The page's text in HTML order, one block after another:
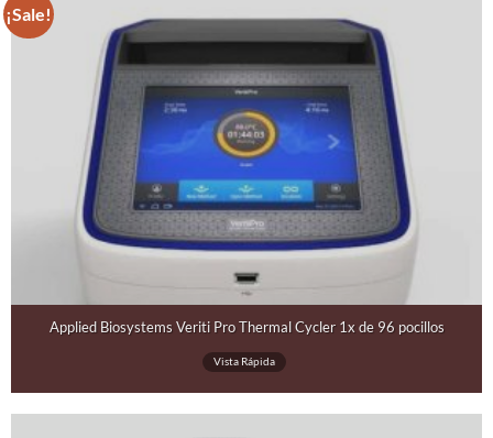
¡Sale!
Applied Biosystems Veriti Pro Thermal Cycler 1x de 96 pocillos
Vista Rápida